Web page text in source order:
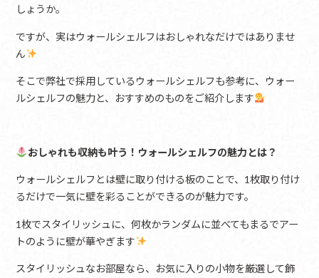
しょうか。
ですが、実はウォールシェルフはおしゃれなだけではありませ
ん
そこで弊社で採用しているウォールシェルフも参考に、ウォー
ルシェルフの魅力と、おすすめのものをご紹介します
おしゃれも収納も叶う！ウォールシェルフの魅力とは？
ウォールシェルフとは壁に取り付ける板のことで、1枚取り付け
るだけで一気に壁を彩ることができるのが魅力です。
1枚でスタイリッシュに、何枚かランダムに並べてもまるでアー
トのように壁が華やぎます
スタイリッシュなお部屋なら、お気に入りの小物を厳選して飾